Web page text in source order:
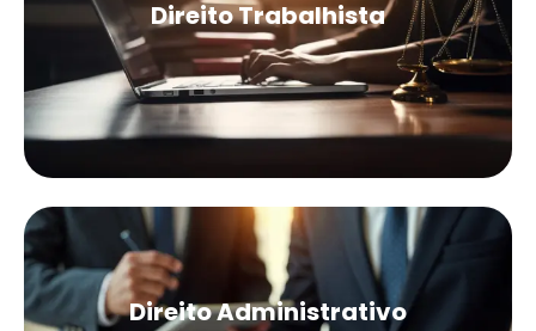
Direito Trabalhista
Direito Administrativo